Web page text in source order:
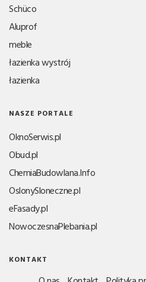
Schüco
Aluprof
meble
łazienka wystrój
łazienka
NASZE PORTALE
OknoSerwis.pl
Obud.pl
ChemiaBudowlana.Info
OslonySloneczne.pl
eFasady.pl
NowoczesnaPlebania.pl
KONTAKT